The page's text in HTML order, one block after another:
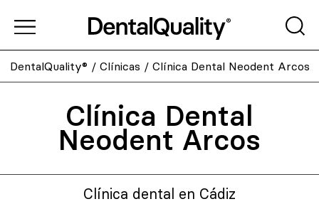
DentalQuality® / Clínicas / Clínica Dental Neodent Arcos
Clínica Dental
Neodent Arcos
Clínica dental en Cádiz